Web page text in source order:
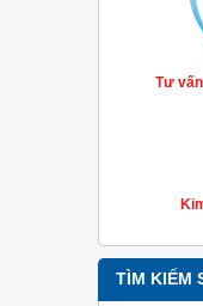
Tư
TÌM KIẾM